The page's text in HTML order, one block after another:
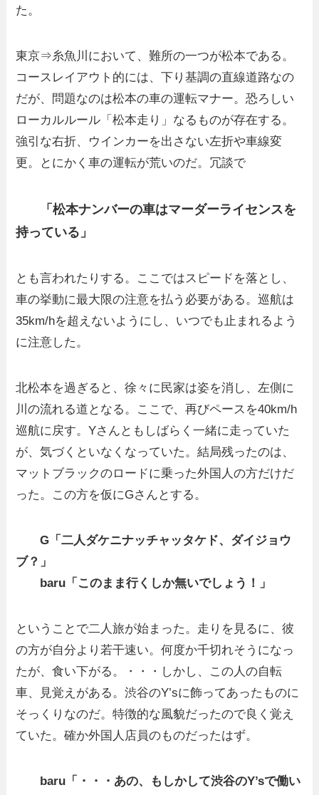
た。
東京⇒糸魚川において、難所の一つが松本である。
コースレイアウト的には、下り基調の直線道路なの
だが、問題なのは松本の車の運転マナー。恐ろしい
ローカルルール「松本走り」なるものが存在する。
強引な右折、ウインカーを出さない左折や車線変
更。とにかく車の運転が荒いのだ。冗談で
「松本ナンバーの車はマーダーライセンスを
持っている」
とも言われたりする。ここではスピードを落とし、
車の挙動に最大限の注意を払う必要がある。巡航は
35km/hを超えないようにし、いつでも止まれるよう
に注意した。
北松本を過ぎると、徐々に民家は姿を消し、左側に
川の流れる道となる。ここで、再びペースを40km/h
巡航に戻す。Yさんともしばらく一緒に走っていた
が、気づくといなくなっていた。結局残ったのは、
マットブラックのロードに乗った外国人の方だけだ
った。この方を仮にGさんとする。
G「二人ダケニナッチャッタケド、ダイジョウ
ブ？」
baru「このまま行くしか無いでしょう！」
ということで二人旅が始まった。走りを見るに、彼
の方が自分より若干速い。何度か千切れそうになっ
たが、食い下がる。・・・しかし、この人の自転
車、見覚えがある。渋谷のY’sに飾ってあったものに
そっくりなのだ。特徴的な風貌だったので良く覚え
ていた。確か外国人店員のものだったはず。
baru「・・・あの、もしかして渋谷のY’sで働い